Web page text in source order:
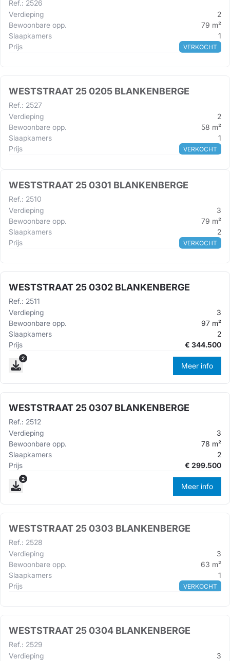
Ref.: 2526
Verdieping
2
Bewoonbare opp.
79 m²
Slaapkamers
1
Prijs
VERKOCHT
WESTSTRAAT 25 0205 BLANKENBERGE
Ref.: 2527
Verdieping
2
Bewoonbare opp.
58 m²
Slaapkamers
1
Prijs
VERKOCHT
WESTSTRAAT 25 0301 BLANKENBERGE
Ref.: 2510
Verdieping
3
Bewoonbare opp.
79 m²
Slaapkamers
2
Prijs
VERKOCHT
WESTSTRAAT 25 0302 BLANKENBERGE
Ref.: 2511
Verdieping
3
Bewoonbare opp.
97 m²
Slaapkamers
2
Prijs
€ 344.500
2
Meer info
WESTSTRAAT 25 0307 BLANKENBERGE
Ref.: 2512
Verdieping
3
Bewoonbare opp.
78 m²
Slaapkamers
2
Prijs
€ 299.500
2
Meer info
WESTSTRAAT 25 0303 BLANKENBERGE
Ref.: 2528
Verdieping
3
Bewoonbare opp.
63 m²
Slaapkamers
1
Prijs
VERKOCHT
WESTSTRAAT 25 0304 BLANKENBERGE
Ref.: 2529
Verdieping
3